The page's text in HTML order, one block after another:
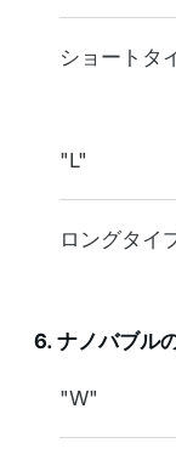
ノズル
ショートタ
"L"
ロングタイ
6. ナノバブル
表記
"W"